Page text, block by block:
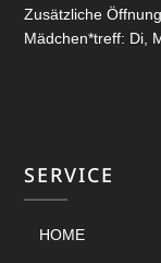
Zusätzliche
Mädchen*treff: Di,
SERVICE
HOME